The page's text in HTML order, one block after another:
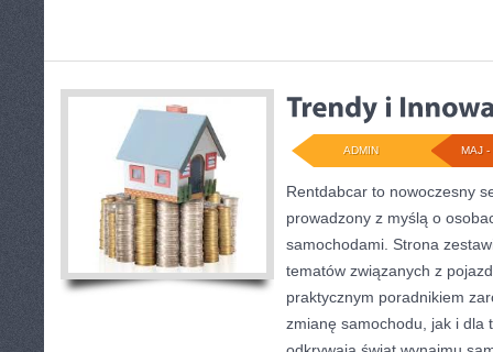
MAJ -
ADMIN
Rentdabcar to nowoczesny
prowadzony z myślą o
samochodami. Strona
tematów związanych z
praktycznym poradnikiem
zmianę samochodu, jak i dla